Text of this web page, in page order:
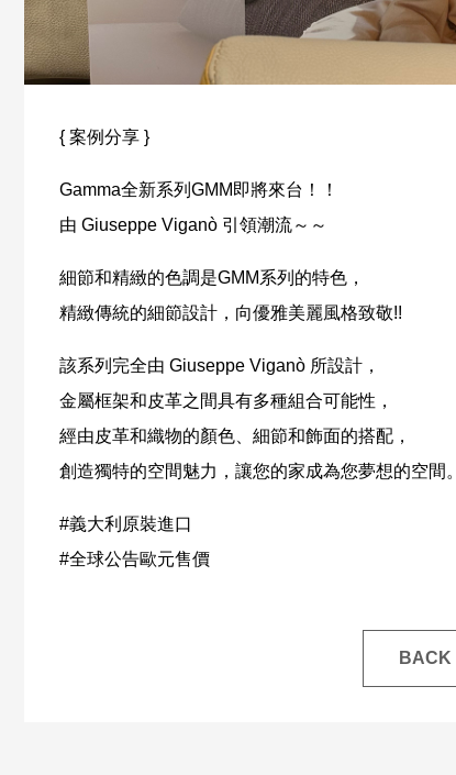
{ 案例分享 }
Gamma全新系列GMM即將來台！！
由 Giuseppe Viganò 引領潮流～～
細節和精緻的色調是GMM系列的特色，
精緻傳統的細節設計，向優雅美麗風格致敬!!
該系列完全由 Giuseppe Viganò 所設計，
金屬框架和皮革之間具有多種組合可能性，
經由皮革和織物的顏色、細節和飾面的搭配，
創造獨特的空間魅力，讓您的家成為您夢想的空間。
#義大利原裝進口
#全球公告歐元售價
BACK